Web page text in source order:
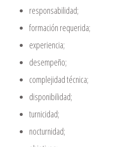
responsabilidad;
formación requerida;
experiencia;
desempeño;
complejidad técnica;
disponibilidad;
turnicidad;
nocturnidad;